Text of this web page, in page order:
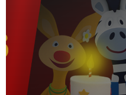
milhares de fãs a 22
e os